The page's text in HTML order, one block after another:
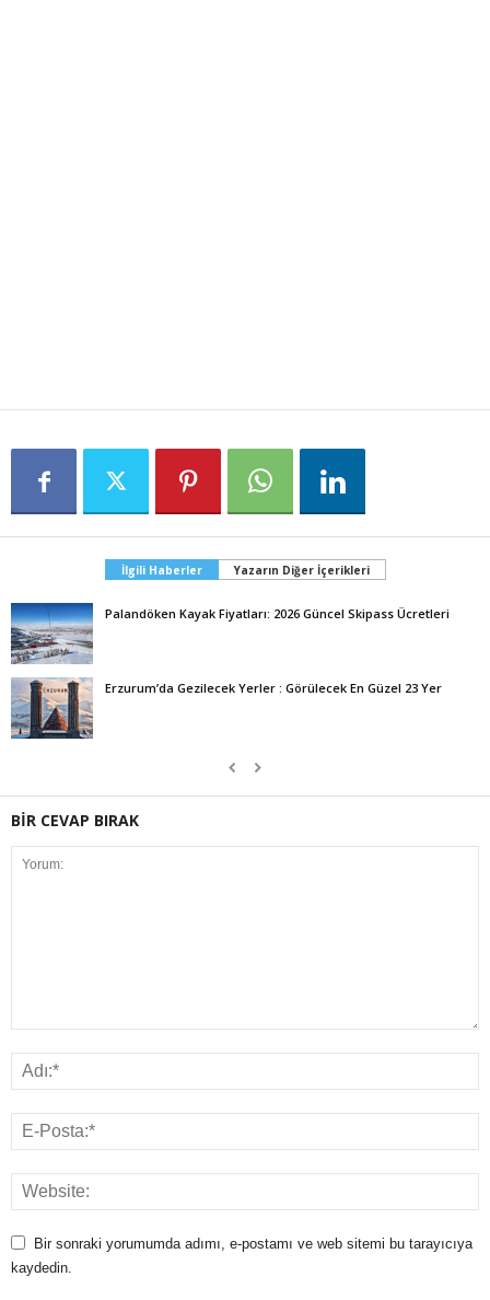
İlgili Haberler Yazarın Diğer İçerikleri
Palandöken Kayak Fiyatları: 2026 Güncel Skipass Ücretleri
Erzurum’da Gezilecek Yerler : Görülecek En Güzel 23 Yer
BİR CEVAP BIRAK
Bir sonraki yorumumda adımı, e-postamı ve web sitemi bu tarayıcıya
kaydedin.